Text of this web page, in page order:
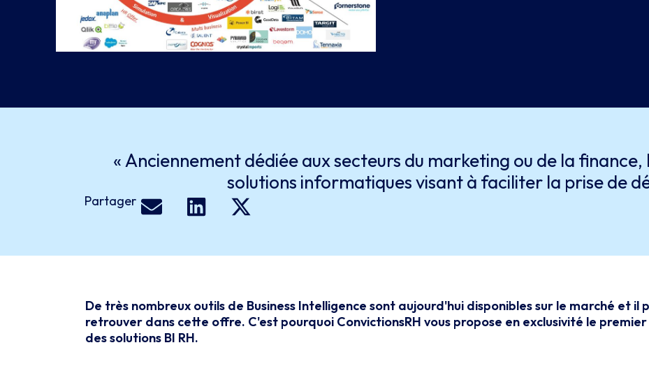
« Anciennement dédiée aux secteurs du marketing ou de la finance,
solutions informatiques visant à faciliter la prise de
Partager
De très nombreux outils de Business Intelligence sont aujourd'hui disponibles sur le marché et
retrouver dans cette offre. C'est pourquoi ConvictionsRH vous propose en exclusivité le
des solutions BI RH.